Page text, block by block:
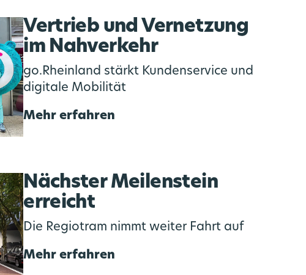
Vertrieb und Vernetzung
im Nahverkehr
go.Rheinland stärkt Kundenservice und
digitale Mobilität
Mehr erfahren
Nächster Meilenstein
erreicht
Die Regiotram nimmt weiter Fahrt auf
Mehr erfahren